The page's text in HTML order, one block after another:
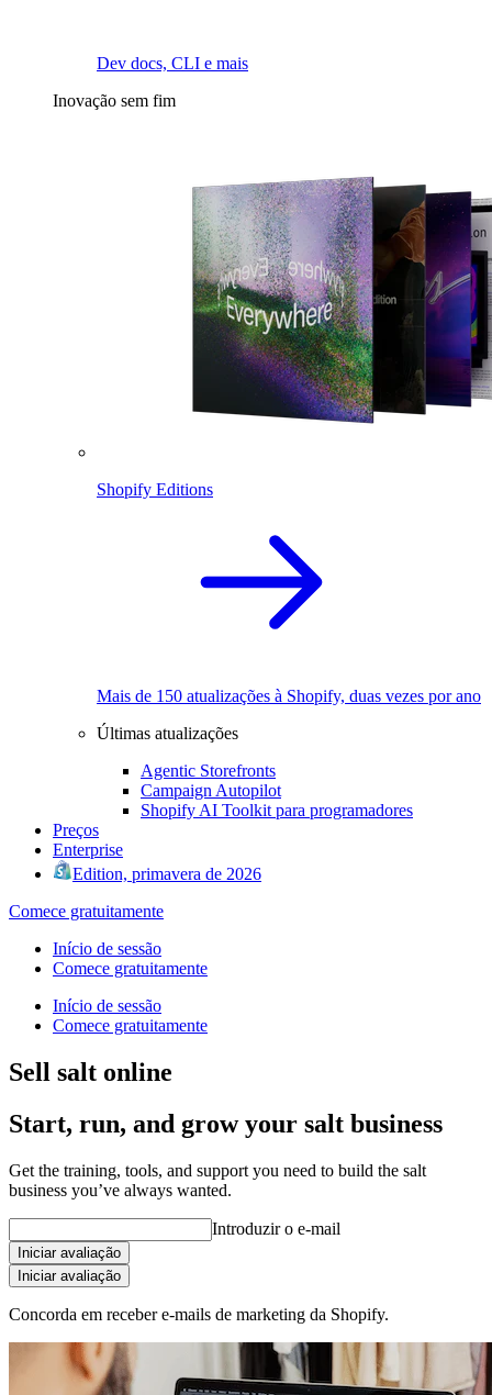
Dev docs, CLI e mais
Inovação sem fim
Shopify Editions
Mais de 150 atualizações à Shopify, duas vezes por ano
Últimas atualizações
Agentic Storefronts
Campaign Autopilot
Shopify AI Toolkit para programadores
Preços
Enterprise
Edition, primavera de 2026
Comece gratuitamente
Início de sessão
Comece gratuitamente
Início de sessão
Comece gratuitamente
Sell salt online
Start, run, and grow your salt business
Get the training, tools, and support you need to build the salt
business you’ve always wanted.
Introduzir o e-mail
Iniciar avaliação
Iniciar avaliação
Concorda em receber e-mails de marketing da Shopify.